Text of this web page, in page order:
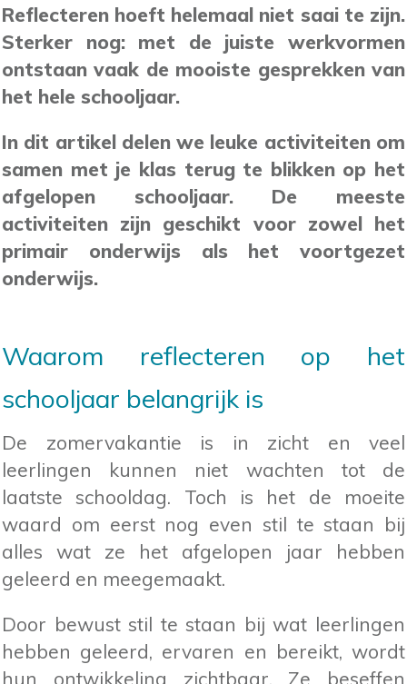
Reflecteren hoeft helemaal niet saai te zijn.
Sterker nog: met de juiste werkvormen
ontstaan vaak de mooiste gesprekken van
het hele schooljaar.
In dit artikel delen we leuke activiteiten om
samen met je klas terug te blikken op het
afgelopen schooljaar. De meeste
activiteiten zijn geschikt voor zowel het
primair onderwijs als het voortgezet
onderwijs.
Waarom reflecteren op het
schooljaar belangrijk is
De zomervakantie is in zicht en veel
leerlingen kunnen niet wachten tot de
laatste schooldag. Toch is het de moeite
waard om eerst nog even stil te staan bij
alles wat ze het afgelopen jaar hebben
geleerd en meegemaakt.
Door bewust stil te staan bij wat leerlingen
hebben geleerd, ervaren en bereikt, wordt
hun ontwikkeling zichtbaar. Ze beseffen